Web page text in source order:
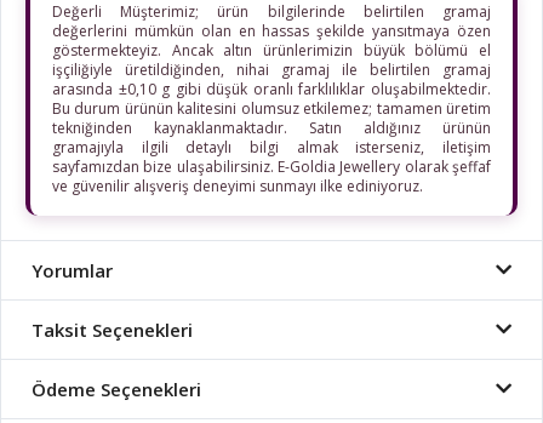
Değerli Müşterimiz; ürün bilgilerinde belirtilen gramaj
değerlerini mümkün olan en hassas şekilde yansıtmaya özen
göstermekteyiz. Ancak altın ürünlerimizin büyük bölümü el
işçiliğiyle üretildiğinden, nihai gramaj ile belirtilen gramaj
arasında ±0,10 g gibi düşük oranlı farklılıklar oluşabilmektedir.
Bu durum ürünün kalitesini olumsuz etkilemez; tamamen üretim
tekniğinden kaynaklanmaktadır. Satın aldığınız ürünün
gramajıyla ilgili detaylı bilgi almak isterseniz, iletişim
sayfamızdan bize ulaşabilirsiniz. E-Goldia Jewellery olarak şeffaf
ve güvenilir alışveriş deneyimi sunmayı ilke ediniyoruz.
Yorumlar
Taksit Seçenekleri
Ödeme Seçenekleri